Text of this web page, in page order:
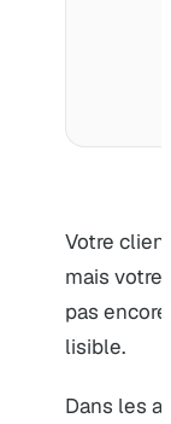
Votre
mais votre
pas
lisible.
Dans les